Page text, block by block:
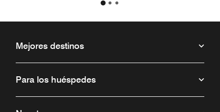
Mejores destinos
Para los huéspedes